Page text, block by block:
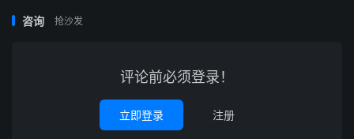
咨询 抢沙发
评论前必须登录！
立即登录 注册